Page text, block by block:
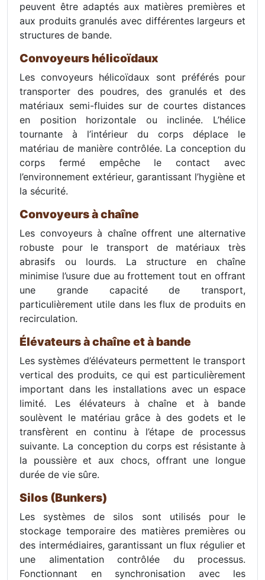
peuvent être adaptés aux matières premières et
aux produits granulés avec différentes largeurs et
structures de bande.
Convoyeurs hélicoïdaux
Les convoyeurs hélicoïdaux sont préférés pour
transporter des poudres, des granulés et des
matériaux semi-fluides sur de courtes distances
en position horizontale ou inclinée. L’hélice
tournante à l’intérieur du corps déplace le
matériau de manière contrôlée. La conception du
corps fermé empêche le contact avec
l’environnement extérieur, garantissant l’hygiène et
la sécurité.
Convoyeurs à chaîne
Les convoyeurs à chaîne offrent une alternative
robuste pour le transport de matériaux très
abrasifs ou lourds. La structure en chaîne
minimise l’usure due au frottement tout en offrant
une grande capacité de transport,
particulièrement utile dans les flux de produits en
recirculation.
Élévateurs à chaîne et à bande
Les systèmes d’élévateurs permettent le transport
vertical des produits, ce qui est particulièrement
important dans les installations avec un espace
limité. Les élévateurs à chaîne et à bande
soulèvent le matériau grâce à des godets et le
transfèrent en continu à l’étape de processus
suivante. La conception du corps est résistante à
la poussière et aux chocs, offrant une longue
durée de vie sûre.
Silos (Bunkers)
Les systèmes de silos sont utilisés pour le
stockage temporaire des matières premières ou
des intermédiaires, garantissant un flux régulier et
une alimentation contrôlée du processus.
Fonctionnant en synchronisation avec les